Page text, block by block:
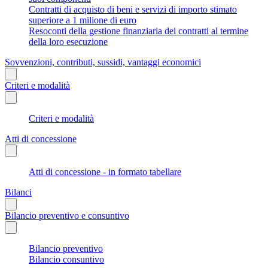
Contratti di acquisto di beni e servizi di importo stimato
superiore a 1 milione di euro
Resoconti della gestione finanziaria dei contratti al termine
della loro esecuzione
Sovvenzioni, contributi, sussidi, vantaggi economici
Criteri e modalità
Criteri e modalità
Atti di concessione
Atti di concessione - in formato tabellare
Bilanci
Bilancio preventivo e consuntivo
Bilancio preventivo
Bilancio consuntivo